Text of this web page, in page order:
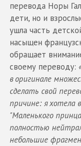
перевода Норы
дети, но и
ушла часть
насыщен
обращает
своему переводу:
в оригинале
сделать свой
причине: я хотела
"Маленького
полностью
небольшие